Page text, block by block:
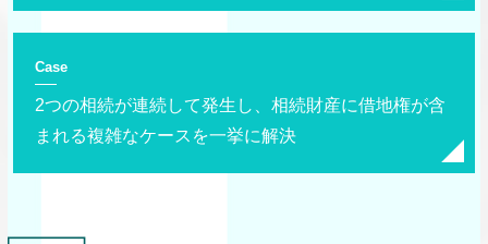
Case
2つの相続が連続して発生し、相続財産に借地権が含
まれる複雑なケースを一挙に解決